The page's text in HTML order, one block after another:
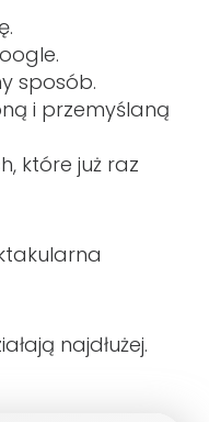
sposób.
i przemyślaną
które już raz
najdłużej.